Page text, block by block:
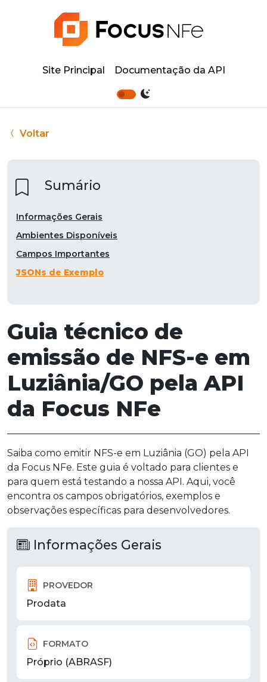
Site Principal Documentação da API
Voltar
Guia técnico de
emissão de NFS-e em
Luziânia/GO pela API
da Focus NFe
Saiba como emitir NFS-e em Luziânia (GO) pela API
da Focus NFe. Este guia é voltado para clientes e
para quem está testando a nossa API. Aqui, você
encontra os campos obrigatórios, exemplos e
observações específicas para desenvolvedores.
Informações Gerais
PROVEDOR
Prodata
FORMATO
Próprio (ABRASF)
Sumário
Informações Gerais
Ambientes Disponíveis
Campos Importantes
JSONs de Exemplo